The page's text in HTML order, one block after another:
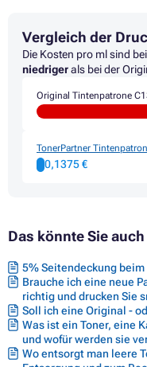
Druckerpatronen EPSON
Druckerpatronen EPSON
Druckerpatronen EPSON
Druckerpatronen EPSON
Druckerpatronen EPSON
Druckerpatronen EPSON
Druckerpatronen EPSON
Druckerpatronen EPSON
Druckerpatronen EPSON
Druckerpatronen EPSON
Druckerpatronen EPSON
Druckerpatronen EPSON
Druckerpatronen EPSON
Druckerpatronen EPSON
Druckerpatronen EPSON
Druckerpatronen EPSON
Vergleich der
Die Kosten pro ml sind
niedrigerals bei der
Original Tintenpatrone
TonerPartner
0,1375 €
Das könnte Sie
5% Seitendeckung
Brauche ich eine neue
richtig und drucken Sie
Soll ich eine Original -
Was ist ein Toner, eine
und wofür werden sie
Wo entsorgt man leere